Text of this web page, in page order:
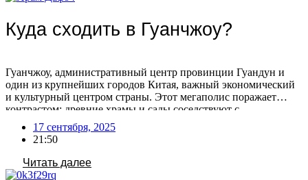
Куда сходить в Гуанчжоу?
Гуанчжоу, административный центр провинции Гуандун и
один из крупнейших городов Китая, важный экономический
и культурный центром страны. Этот мегаполис поражает
контрастом: древние храмы и сады соседствуют с
ультрасовременными небоскребами. Гуанчжоу также известен
как центр оптовой торговли, где можно найти практически
любой товар с маркировкой «Сделано в Китае». Помимо
оживленных торговых улиц, город предлагает множество
парков, […]
17 сентября, 2025
21:50
Читать далее